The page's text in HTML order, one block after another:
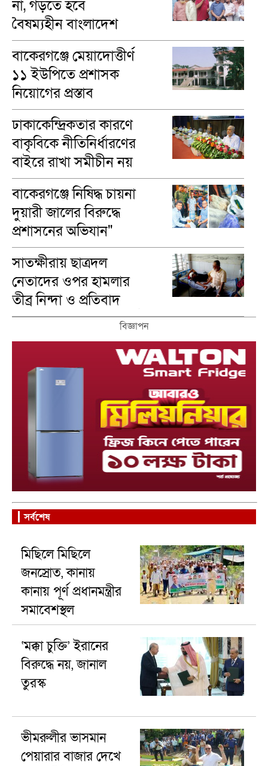
না, গড়তে হবে
বৈষম্যহীন বাংলাদেশ
-ব্যারিস্টার খোকন
বাকেরগঞ্জে মেয়াদোত্তীর্ণ
১১ ইউপিতে প্রশাসক
নিয়োগের প্রস্তাব
ঢাকাকেন্দ্রিকতার কারণে
বাকৃবিকে নীতিনির্ধারণের
বাইরে রাখা সমীচীন নয়
: উপাচার্য
বাকেরগঞ্জে নিষিদ্ধ চায়না
দুয়ারী জালের বিরুদ্ধে
প্রশাসনের অভিযান"
সাতক্ষীরায় ছাত্রদল
নেতাদের ওপর হামলার
তীব্র নিন্দা ও প্রতিবাদ
জানালেন এমপি পদপ্রার্থী
আব্দুর রউফ
বিজ্ঞাপন
সর্বশেষ
মিছিলে মিছিলে
জনস্রোত, কানায়
কানায় পূর্ণ প্রধানমন্ত্রীর
সমাবেশস্থল
‘মক্কা চুক্তি’ ইরানের
বিরুদ্ধে নয়, জানাল
তুরস্ক
ভীমরুলীর ভাসমান
পেয়ারার বাজার দেখে